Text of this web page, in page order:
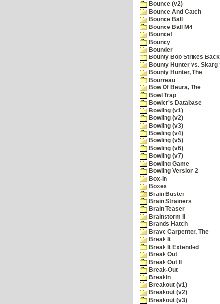
Bounce (v2)
Bounce And Catch
Bounce Ball
Bounce Ball M4
Bounce!
Bouncy
Bounder
Bounty Bob Strikes
Bounty Hunter vs. Skarg
Bounty Hunter, The
Bourreau
Bow Of Beura, The
Bowl Trap
Bowler's Database
Bowling (v1)
Bowling (v2)
Bowling (v3)
Bowling (v4)
Bowling (v5)
Bowling (v6)
Bowling (v7)
Bowling Game
Bowling Version 2
Box-In
Boxes
Brain Buster
Brain Strainers
Brain Teaser
Brainstorm II
Brands Hatch
Brave Carpenter, The
Break It
Break It Extended
Break Out
Break Out II
Break-Out
Breakin
Breakout (v1)
Breakout (v2)
Breakout (v3)